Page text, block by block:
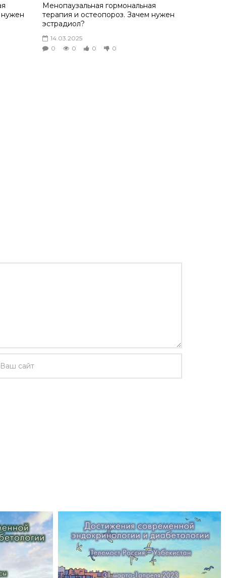
нужен
Менопаузальная гормональная
терапия и остеопороз. Зачем нужен
эстрадиол?
14.03.2025
0
0 0 0